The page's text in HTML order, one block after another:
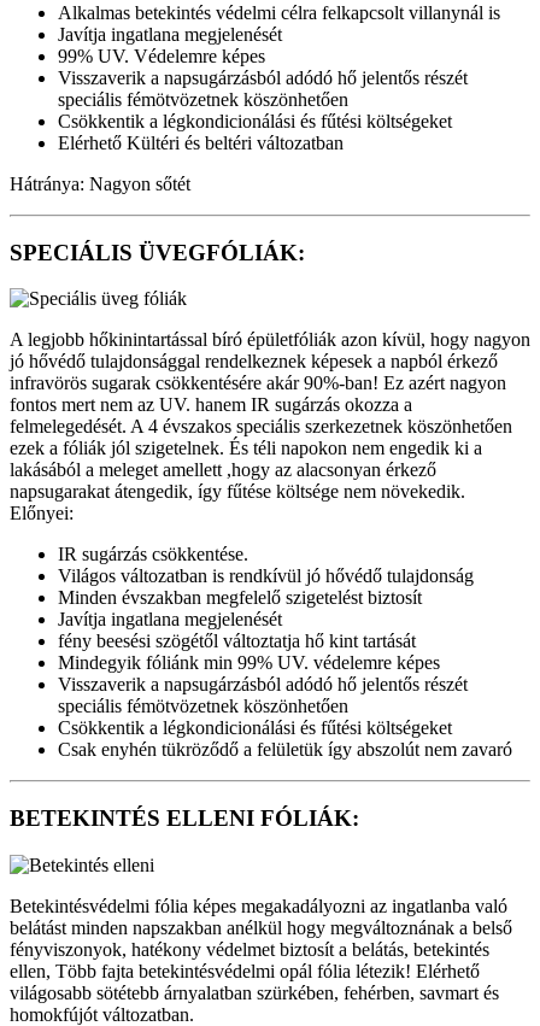
Alkalmas betekintés védelmi célra felkapcsolt villanynál is
Javítja ingatlana megjelenését
99% UV. Védelemre képes
Visszaverik a napsugárzásból adódó hő jelentős részét
speciális fémötvözetnek köszönhetően
Csökkentik a légkondicionálási és fűtési költségeket
Elérhető Kültéri és beltéri változatban
Hátránya: Nagyon sőtét
SPECIÁLIS ÜVEGFÓLIÁK:
A legjobb hőkinintartással bíró épületfóliák azon kívül, hogy nagyon
jó hővédő tulajdonsággal rendelkeznek képesek a napból érkező
infravörös sugarak csökkentésére akár 90%-ban! Ez azért nagyon
fontos mert nem az UV. hanem IR sugárzás okozza a
felmelegedését. A 4 évszakos speciális szerkezetnek köszönhetően
ezek a fóliák jól szigetelnek. És téli napokon nem engedik ki a
lakásából a meleget amellett ,hogy az alacsonyan érkező
napsugarakat átengedik, így fűtése költsége nem növekedik.
Előnyei:
IR sugárzás csökkentése.
Világos változatban is rendkívül jó hővédő tulajdonság
Minden évszakban megfelelő szigetelést biztosít
Javítja ingatlana megjelenését
fény beesési szögétől változtatja hő kint tartását
Mindegyik fóliánk min 99% UV. védelemre képes
Visszaverik a napsugárzásból adódó hő jelentős részét
speciális fémötvözetnek köszönhetően
Csökkentik a légkondicionálási és fűtési költségeket
Csak enyhén tükröződő a felületük így abszolút nem zavaró
BETEKINTÉS ELLENI FÓLIÁK:
Betekintésvédelmi fólia képes megakadályozni az ingatlanba való
belátást minden napszakban anélkül hogy megváltoznának a belső
fényviszonyok, hatékony védelmet biztosít a belátás, betekintés
ellen, Több fajta betekintésvédelmi opál fólia létezik! Elérhető
világosabb sötétebb árnyalatban szürkében, fehérben, savmart és
homokfújót változatban.